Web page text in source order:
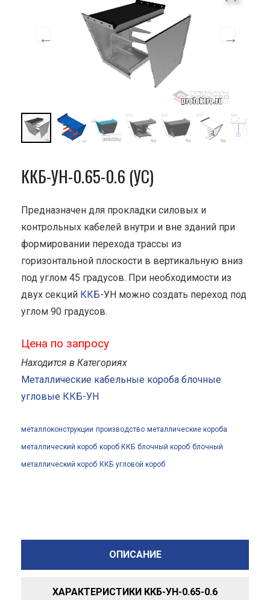
ККБ-УН-0.65-0.6 (УС)
Предназначен для прокладки силовых и
контрольных кабелей внутри и вне зданий при
формировании перехода трассы из
горизонтальной плоскости в вертикальную вниз
под углом 45 градусов. При необходимости из
двух секций ККБ-УН можно создать переход под
углом 90 градусов.
Цена по запросу
Находится в Категориях
Металлические кабельные короба блочные
угловые ККБ-УН
металлоконструкции производство металлические короба
металлический короб короб ККБ блочный короб блочный
металлический короб ККБ угловой короб
ОПИСАНИЕ
ХАРАКТЕРИСТИКИ ККБ-УН-0.65-0.6